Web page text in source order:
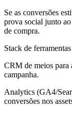
Se as conversões
prova social junto
de compra.
Stack de ferramentas
CRM de meios para
campanha.
Analytics (GA4/
conversões nos